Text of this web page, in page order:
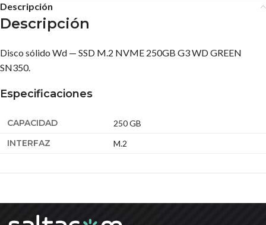
Descripción
Descripción
Disco sólido Wd — SSD M.2 NVME 250GB G3 WD GREEN
SN350.
Especificaciones
CAPACIDAD 250 GB
INTERFAZ M.2